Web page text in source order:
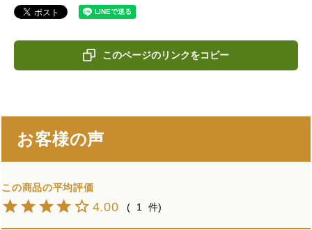
このページのリンクをコピー
お客様の声
4.00 1